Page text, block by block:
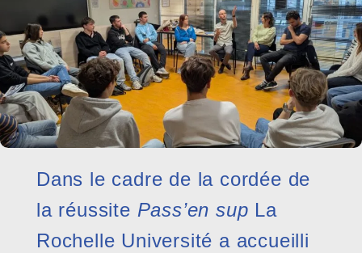
Dans le cadre de la cordée de
la réussite Pass’en sup La
Rochelle Université a accueilli